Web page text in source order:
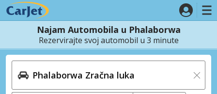
Najam Automobila u Phalaborwa
Rezervirajte svoj automobil u 3 minute